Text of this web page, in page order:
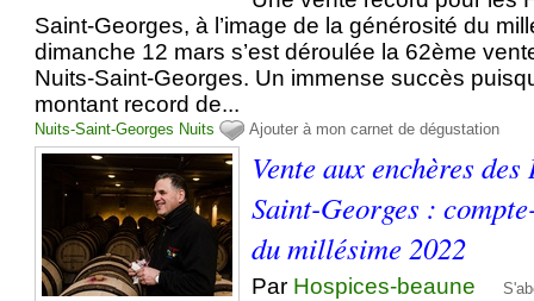
Saint-Georges, à l’image de la générosité du
dimanche 12 mars s’est déroulée la 62ème
Nuits-Saint-Georges. Un immense succès
montant record de...
Nuits-Saint-Georges Nuits Ajouter à mon carnet de dégustation
Vente aux enchères
Saint-Georges :
du millésime 2022
Par Hospices-beaune